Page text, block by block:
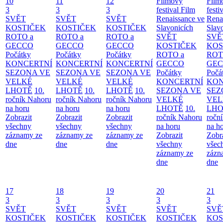
3
SVĚT
KOSTIČEK
ROTO a
GECCO
Počátky
KONCERTNÍ
SEZONA VE
VELKÉ
LHOTĚ 10.
ročník Nahoru
na horu
Zobrazit
všechny
záznamy ze
dne
3
SVĚT
KOSTIČEK
ROTO a
GECCO
Počátky
KONCERTNÍ
SEZONA VE
VELKÉ
LHOTĚ 10.
ročník Nahoru
na horu
Zobrazit
všechny
záznamy ze
dne
3
SVĚT
KOSTIČEK
ROTO a
GECCO
Počátky
KONCERTNÍ
SEZONA VE
VELKÉ
LHOTĚ 10.
ročník Nahoru
na horu
Zobrazit
všechny
záznamy ze
dne
festival Film
Renaissance ve
Slavonicích
SVĚT
KOSTIČEK
ROTO a
GECCO
Počátky
KONCERTNÍ
SEZONA VE
VELKÉ
LHOTĚ 10.
ročník Nahoru
na horu
Zobrazit
všechny
záznamy ze
dne
na
dne
17
3
SVĚT
KOSTIČEK
18
3
SVĚT
KOSTIČEK
19
3
SVĚT
KOSTIČEK
20
3
SVĚT
KOSTIČEK
21
3